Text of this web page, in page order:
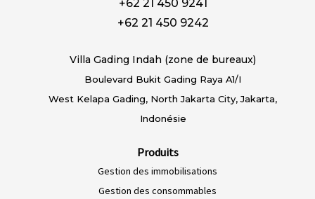
+62 21 450 9241
+62 21 450 9242
Villa Gading Indah (zone de bureaux)
Boulevard Bukit Gading Raya A1/I
West Kelapa Gading, North Jakarta City, Jakarta,
Indonésie
Produits
Gestion des immobilisations
Gestion des consommables
ID-ID
EN-SG